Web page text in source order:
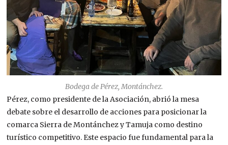
Bodega de Pérez, Montánchez.
Pérez, como presidente de la Asociación, abrió la mesa
debate sobre el desarrollo de acciones para posicionar la
comarca Sierra de Montánchez y Tamuja como destino
turístico competitivo. Este espacio fue fundamental para la